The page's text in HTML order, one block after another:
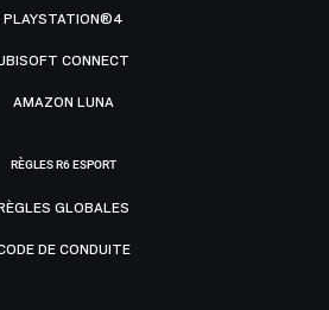
PLAYSTATION®4
CONNECT
AMAZON LUNA
RÈGLES R6 ESPORT
GLOBALES
DE CONDUITE